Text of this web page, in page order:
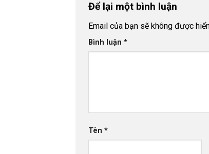
Để lại một bình luận
Email của bạn sẽ không được
Bình luận *
Tên *